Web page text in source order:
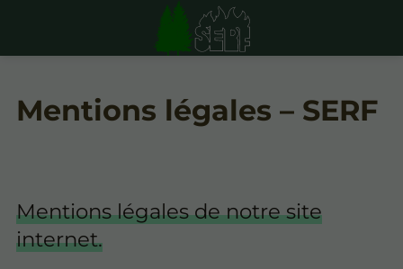
Mentions légales – SERF
Mentions légales de notre site
internet.